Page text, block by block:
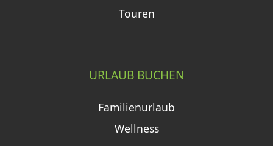
Touren
URLAUB BUCHEN
Familienurlaub
Wellness